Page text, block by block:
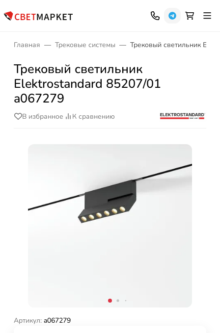
Главная Трековые системы Трековый светильник
Трековый светильник
Elektrostandard 85207/01
a067279
В избранное К сравнению
Артикул: a067279